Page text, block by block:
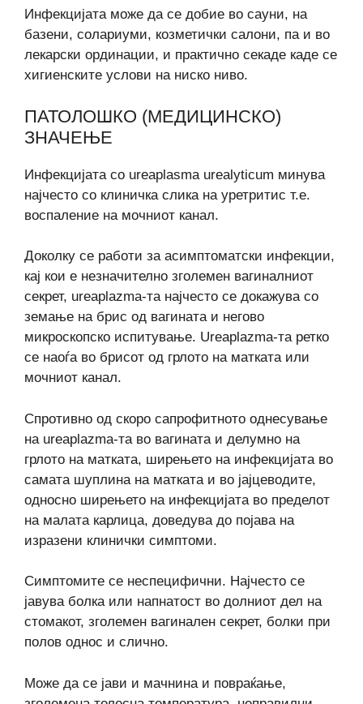
Инфекцијата може да се добие во сауни, на
базени, солариуми, козметички салони, па и во
лекарски ординации, и практично секаде каде се
хигиенските услови на ниско ниво.
ПАТОЛОШКО (МЕДИЦИНСКО)
ЗНАЧЕЊЕ
Инфекцијата со ureaplasma urealyticum минува
најчесто со клиничка слика на уретритис т.е.
воспаление на мочниот канал.
Доколку се работи за асимптоматски инфекции,
кај кои е незначително зголемен вагиналниот
секрет, ureaplazma-та најчесто се докажува со
земање на брис од вагината и негово
микроскопско испитување. Ureaplazma-та ретко
се наоѓа во брисот од грлото на матката или
мочниот канал.
Спротивно од скоро сапрофитното однесување
на ureaplazma-та во вагината и делумно на
грлото на матката, ширењето на инфекцијата во
самата шуплина на матката и во јајцеводите,
односно ширењето на инфекцијата во пределот
на малата карлица, доведува до појава на
изразени клинички симптоми.
Симптомите се неспецифични. Најчесто се
јавува болка или напнатост во долниот дел на
стомакот, зголемен вагинален секрет, болки при
полов однос и слично.
Може да се јави и мачнина и повраќање,